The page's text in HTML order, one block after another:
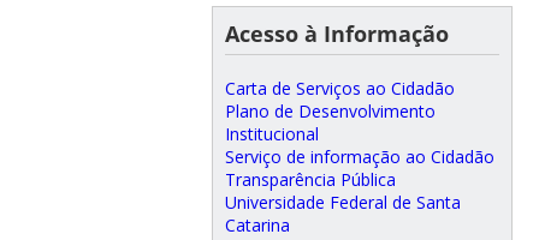
Acesso à Informação
Carta de Serviços ao Cidadão
Plano de Desenvolvimento
Institucional
Serviço de informação ao Cidadão
Transparência Pública
Universidade Federal de Santa
Catarina